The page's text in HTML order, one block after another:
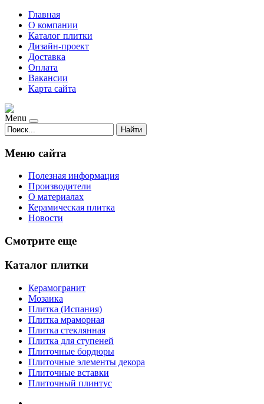
Главная
О компании
Каталог плитки
Дизайн-проект
Доставка
Оплата
Вакансии
Карта сайта
Menu
Найти
Меню сайта
Полезная информация
Производители
О материалах
Керамическая плитка
Новости
Смотрите еще
Каталог плитки
Керамогранит
Мозаика
Плитка (Испания)
Плитка мраморная
Плитка стеклянная
Плитка для ступеней
Плиточные бордюры
Плиточные элементы декора
Плиточные вставки
Плиточный плинтус